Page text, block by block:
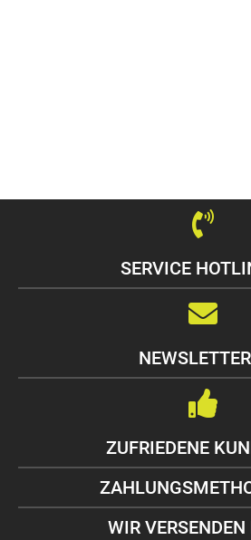
SERVICE
NEWSLETTER
ZUFRIEDENE
WIR